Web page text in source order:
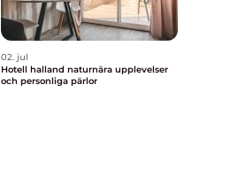
02. jul
Hotell halland naturnära upplevelser
och personliga pärlor